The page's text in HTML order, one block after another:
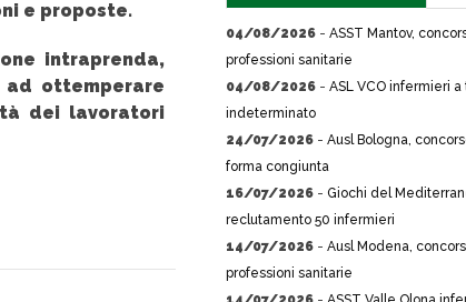
e proposte.
intraprenda,
ottemperare
dei lavoratori
04/08/2026 - ASST Mantov,
professioni sanitarie
04/08/2026 - ASL VCO infermieri
indeterminato
24/07/2026 - Ausl Bologna,
forma congiunta
16/07/2026 - Giochi del
reclutamento 50 infermieri
14/07/2026 - Ausl Modena,
professioni sanitarie